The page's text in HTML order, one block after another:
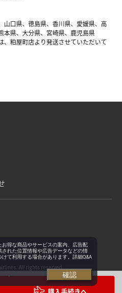
山口県、徳島県、香川県、愛媛県、高
本県、大分県、宮崎県、鹿児島県
粕屋町店より発送させていただいて
All rights reserved.
得な商品やサービスの案内、広告配
れた位置情報や広告データなどの情
て利用する場合があります。詳細Q&A
確認